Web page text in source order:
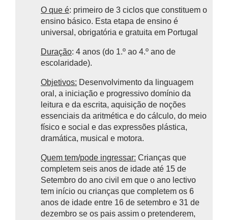
O que é: primeiro de 3 ciclos que constituem o
ensino básico. Esta etapa de ensino é
universal, obrigatória e gratuita em Portugal
Duração: 4 anos (do 1.º ao 4.º ano de
escolaridade).
Objetivos: Desenvolvimento da linguagem
oral, a iniciação e progressivo domínio da
leitura e da escrita, aquisição de noções
essenciais da aritmética e do cálculo, do meio
físico e social e das expressões plástica,
dramática, musical e motora.
Quem tem/pode ingressar: Crianças que
completem seis anos de idade até 15 de
Setembro do ano civil em que o ano lectivo
tem início ou crianças que completem os 6
anos de idade entre 16 de setembro e 31 de
dezembro se os pais assim o pretenderem,